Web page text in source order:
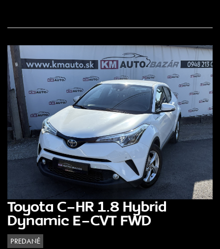
Toyota C-HR 1.8 Hybrid
Dynamic E-CVT FWD
PREDANÉ